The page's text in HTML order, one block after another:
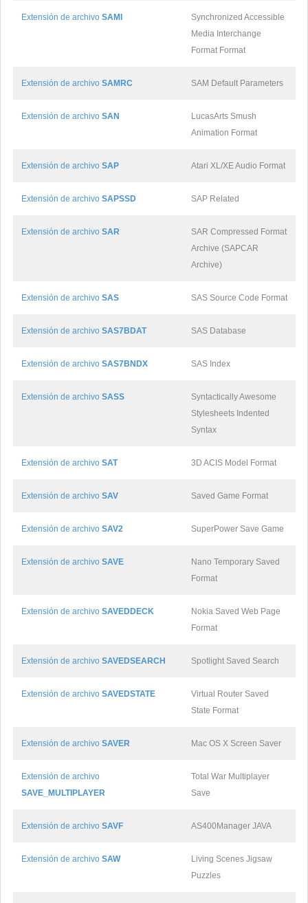
Extensión de archivo SAMI
Synchronized Accessible
Media Interchange
Format Format
Extensión de archivo SAMRC SAM Default Parameters
Extensión de archivo SAN
LucasArts Smush
Animation Format
Extensión de archivo SAP Atari XL/XE Audio Format
Extensión de archivo SAPSSD SAP Related
Extensión de archivo SAR
SAR Compressed Format
Archive (SAPCAR
Archive)
Extensión de archivo SAS SAS Source Code Format
Extensión de archivo SAS7BDAT SAS Database
Extensión de archivo SAS7BNDX SAS Index
Extensión de archivo SASS
Syntactically Awesome
Stylesheets Indented
Syntax
Extensión de archivo SAT 3D ACIS Model Format
Extensión de archivo SAV Saved Game Format
Extensión de archivo SAV2 SuperPower Save Game
Extensión de archivo SAVE
Nano Temporary Saved
Format
Extensión de archivo SAVEDDECK
Nokia Saved Web Page
Format
Extensión de archivo SAVEDSEARCH Spotlight Saved Search
Extensión de archivo SAVEDSTATE
Virtual Router Saved
State Format
Extensión de archivo SAVER Mac OS X Screen Saver
Extensión de archivo
SAVE_MULTIPLAYER
Total War Multiplayer
Save
Extensión de archivo SAVF AS400Manager JAVA
Extensión de archivo SAW
Living Scenes Jigsaw
Puzzles